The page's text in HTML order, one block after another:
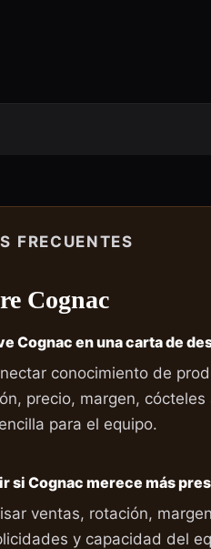
FRECUENTES
Cognac
Cognac en una carta de
conocimiento de
precio, margen, cócteles
para el equipo.
si Cognac merece más
ventas, rotación,
y capacidad del